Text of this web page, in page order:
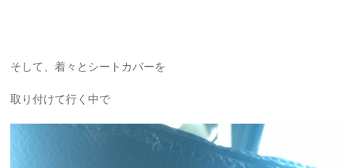
そして、着々とシートカバーを
取り付けて行く中で